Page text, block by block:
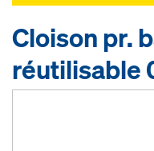
Cloison pr.
réutilisable